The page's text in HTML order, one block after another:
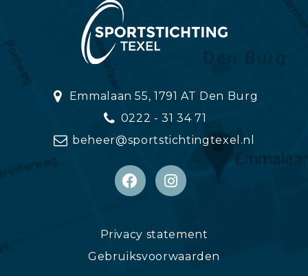
Emmalaan 55, 1791 AT Den Burg
0222 - 31 34 71
beheer@sportstichtingtexel.nl
Privacy statement
Gebruiksvoorwaarden